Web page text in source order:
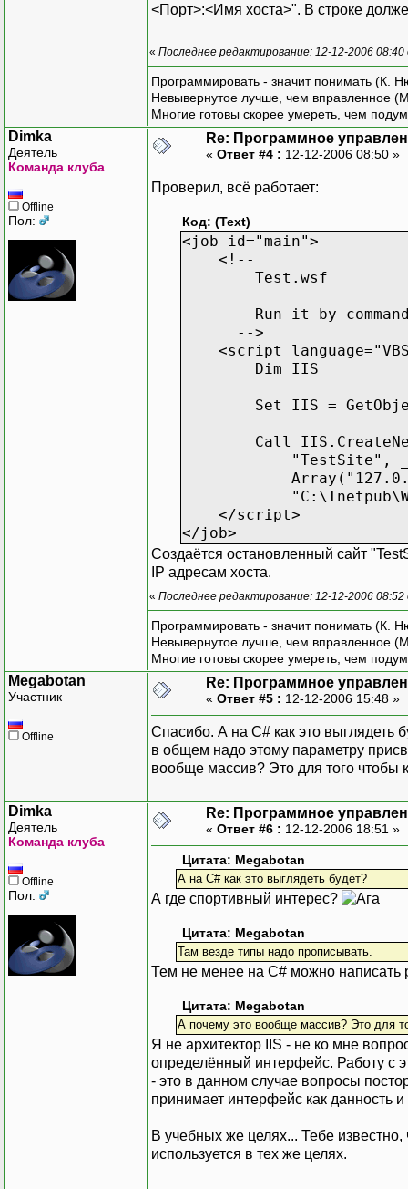
<Порт>:<Имя хоста>". В строке
« Последнее редактирование: 12-12-2006
Программировать - значит понимать (К.
Невывернутое лучше, чем вправленное
Многие готовы скорее умереть, чем
Dimka
Деятель
Команда клуба
Offline
Пол:
Re: Программное
« Ответ #4 : 12-12-2006 08:50 »
Проверил, всё работает:
Код: (Text)
<job id="main">
<!--
Test.wsf
Run it by
-->
<script
Dim IIS
Set IIS =
Call
"TestSite",
</script>
</job>
Создаётся остановленный сайт
IP адресам хоста.
« Последнее редактирование: 12-12-2006
Программировать - значит понимать (К.
Невывернутое лучше, чем вправленное
Многие готовы скорее умереть, чем
Megabotan
Участник
Offline
Re: Программное
« Ответ #5 : 12-12-2006 15:48 »
Спасибо. А на C# как это выглядеть
в общем надо этому параметру
вообще массив? Это для того чтобы
Dimka
Деятель
Команда клуба
Offline
Пол:
Re: Программное
« Ответ #6 : 12-12-2006 18:51 »
Цитата: Megabotan
А на C# как это выглядеть будет?
А где спортивный интерес?
Цитата: Megabotan
Там везде типы надо прописывать.
Тем не менее на C# можно написать
Цитата: Megabotan
А почему это вообще массив? Это для
Я не архитектор IIS - не ко мне
определённый интерфейс. Работу с
- это в данном случае вопросы
принимает интерфейс как данность
В учебных же целях... Тебе
используется в тех же целях.